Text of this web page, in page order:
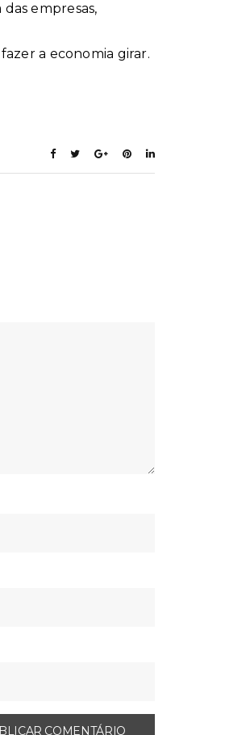
empresas,
a economia girar.